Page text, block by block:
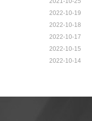
2022-10-19
2022-10-18
2022-10-17
2022-10-15
2022-10-14